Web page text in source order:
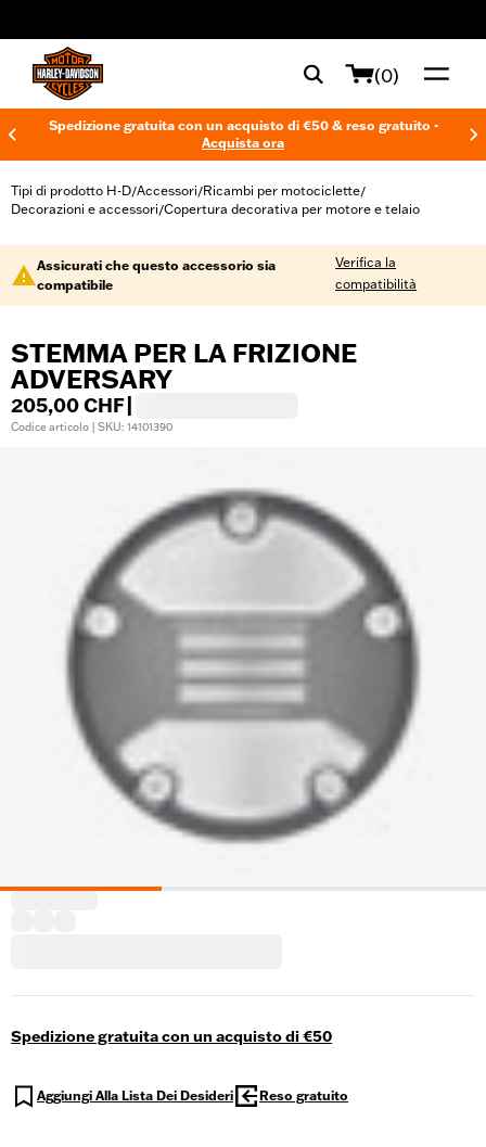
(0)
Spedizione gratuita con un acquisto di €50 & reso gratuito -
Acquista ora
Tipi di prodotto H-D/Accessori/Ricambi per motociclette/
Decorazioni e accessori/Copertura decorativa per motore e telaio
Assicurati che questo accessorio sia
compatibile
Verifica la
compatibilità
STEMMA PER LA FRIZIONE
ADVERSARY
205,00 CHF
Codice articolo | SKU: 14101390
Spedizione gratuita con un acquisto di €50
Aggiungi Alla Lista Dei Desideri Reso gratuito